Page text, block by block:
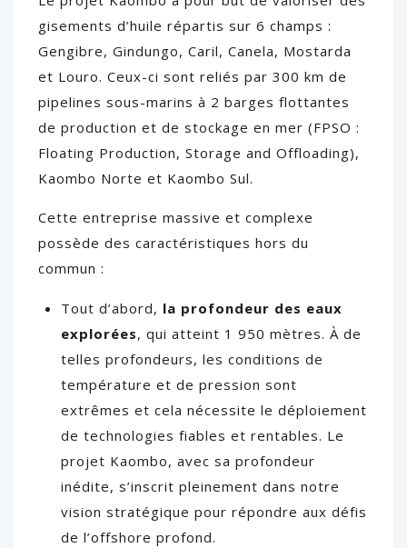
gisements d’huile répartis sur 6 champs :
Gengibre, Gindungo, Caril, Canela, Mostarda
et Louro. Ceux-ci sont reliés par 300 km de
pipelines sous-marins à 2 barges flottantes
de production et de stockage en mer (FPSO :
Floating Production, Storage and Offloading),
Kaombo Norte et Kaombo Sul.
Cette entreprise massive et complexe
possède des caractéristiques hors du
commun :
Tout d’abord, la profondeur des eaux
explorées, qui atteint 1 950 mètres. À de
telles profondeurs, les conditions de
température et de pression sont
extrêmes et cela nécessite le déploiement
de technologies fiables et rentables. Le
projet Kaombo, avec sa profondeur
inédite, s’inscrit pleinement dans notre
vision stratégique pour répondre aux défis
de l’offshore profond.